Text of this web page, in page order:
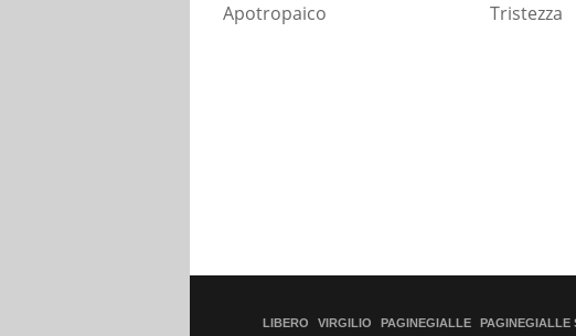
Apotropaico
Tristezza
LIBERO VIRGILIO PAGINEGIALLE PAGINEGIALLE